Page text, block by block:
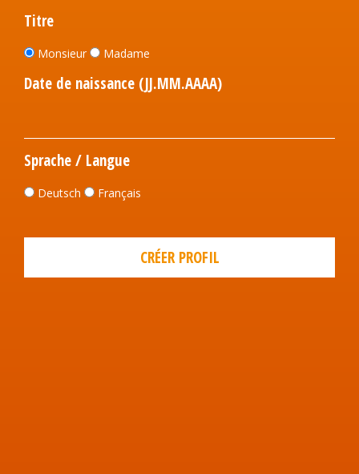
Titre
Monsieur Madame
Date de naissance (JJ.MM.AAAA)
Sprache / Langue
Deutsch Français
CRÉER PROFIL